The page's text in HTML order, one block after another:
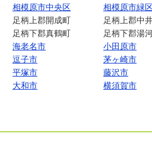
相模原市中央区
相模原市緑
足柄上郡開成町
足柄上郡中
足柄下郡真鶴町
足柄下郡湯
海老名市
小田原市
逗子市
茅ヶ崎市
平塚市
藤沢市
大和市 横須賀市